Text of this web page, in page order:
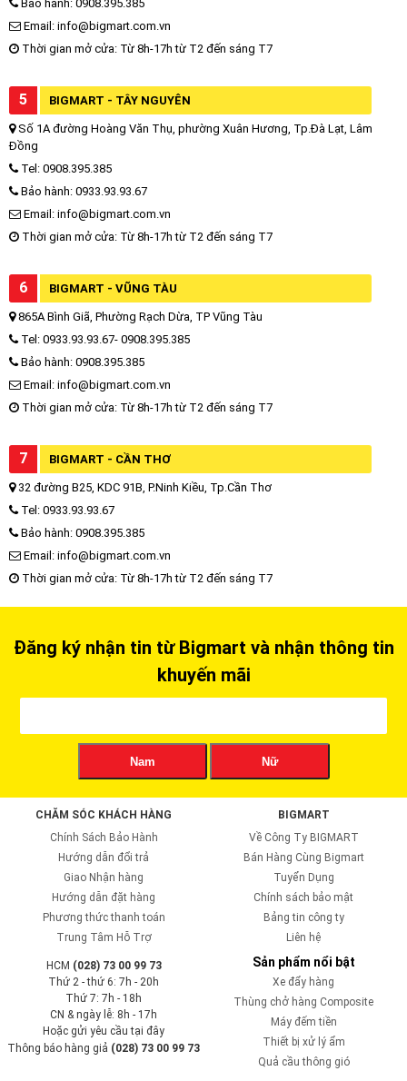
Bảo hành: 0908.395.385
Email: info@bigmart.com.vn
Thời gian mở cửa: Từ 8h-17h từ T2 đến sáng T7
5 BIGMART - TÂY NGUYÊN
Số 1A đường Hoàng Văn Thụ, phường Xuân Hương, Tp.Đà Lạt, Lâm
Đồng
Tel: 0908.395.385
Bảo hành: 0933.93.93.67
Email: info@bigmart.com.vn
Thời gian mở cửa: Từ 8h-17h từ T2 đến sáng T7
6 BIGMART - VŨNG TÀU
865A Bình Giã, Phường Rạch Dừa, TP Vũng Tàu
Tel: 0933.93.93.67- 0908.395.385
Bảo hành: 0908.395.385
Email: info@bigmart.com.vn
Thời gian mở cửa: Từ 8h-17h từ T2 đến sáng T7
7 BIGMART - CẦN THƠ
32 đường B25, KDC 91B, P.Ninh Kiều, Tp.Cần Thơ
Tel: 0933.93.93.67
Bảo hành: 0908.395.385
Email: info@bigmart.com.vn
Thời gian mở cửa: Từ 8h-17h từ T2 đến sáng T7
Đăng ký nhận tin từ Bigmart và nhận thông tin
khuyến mãi
Nam Nữ
CHĂM SÓC KHÁCH HÀNG
Chính Sách Bảo Hành
Hướng dẫn đổi trả
Giao Nhận hàng
Hướng dẫn đặt hàng
Phương thức thanh toán
Trung Tâm Hỗ Trợ
BIGMART
Về Công Ty BIGMART
Bán Hàng Cùng Bigmart
Tuyển Dụng
Chính sách bảo mật
Bảng tin công ty
Liên hệ
HCM (028) 73 00 99 73
Thứ 2 - thứ 6: 7h - 20h
Thứ 7: 7h - 18h
CN & ngày lễ: 8h - 17h
Hoặc gửi yêu cầu tại đây
Thông báo hàng giả (028) 73 00 99 73
Sản phẩm nổi bật
Xe đẩy hàng
Thùng chở hàng Composite
Máy đếm tiền
Thiết bị xử lý ẩm
Quả cầu thông gió